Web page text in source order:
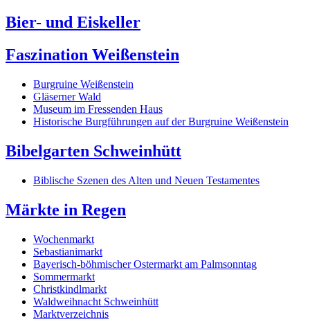
Bier- und Eiskeller
Faszination Weißenstein
Burgruine Weißenstein
Gläserner Wald
Museum im Fressenden Haus
Historische Burgführungen auf der Burgruine Weißenstein
Bibelgarten Schweinhütt
Biblische Szenen des Alten und Neuen Testamentes
Märkte in Regen
Wochenmarkt
Sebastianimarkt
Bayerisch-böhmischer Ostermarkt am Palmsonntag
Sommermarkt
Christkindlmarkt
Waldweihnacht Schweinhütt
Marktverzeichnis